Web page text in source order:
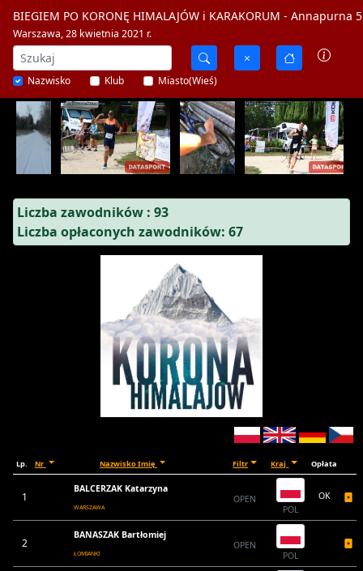
BIEGIEM PO KORONĘ HIMALAJÓW i KARAKORUM - Annapurna
Warszawa, 28 kwietnia 2021 r.
Nazwisko Klub Miasto(Wieś)
Liczba zawodników : 93
Liczba opłaconych zawodników: 67
Lp. Nr Nazwisko Imię Filtr Kraj Opłata
1
BALCERZAK Katarzyna
WARSZAWA
OPEN
POL
OK
2
BANASZAK Bartłomiej
ŁOMIANKI
OPEN
POL